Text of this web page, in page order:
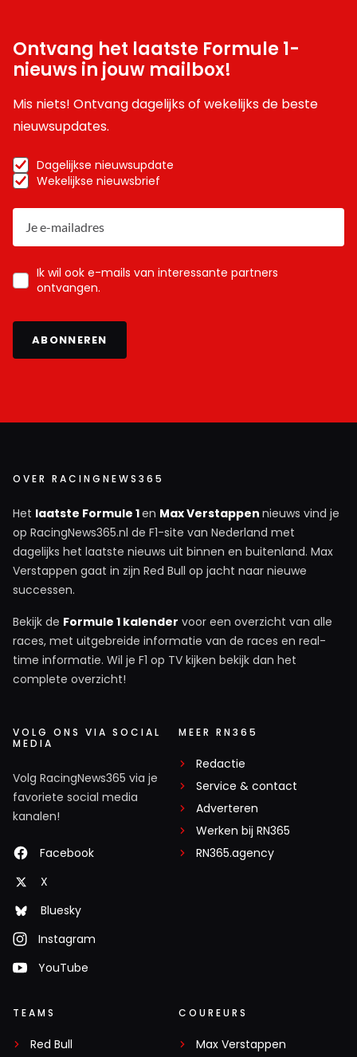
Ontvang het laatste Formule 1-
nieuws in jouw mailbox!
Mis niets! Ontvang dagelijks of wekelijks de beste
nieuwsupdates.
Dagelijkse nieuwsupdate
Wekelijkse nieuwsbrief
Ik wil ook e-mails van interessante partners
ontvangen.
ABONNEREN
OVER RACINGNEWS365
Het laatste Formule 1en Max Verstappen nieuws vind je
op RacingNews365.nl de F1-site van Nederland met
dagelijks het laatste nieuws uit binnen en buitenland. Max
Verstappen gaat in zijn Red Bull op jacht naar nieuwe
successen.
Bekijk de Formule 1 kalender voor een overzicht van alle
races, met uitgebreide informatie van de races en real-
time informatie. Wil je F1 op TV kijken bekijk dan het
complete overzicht!
VOLG ONS VIA SOCIAL
MEDIA
Volg RacingNews365 via je
favoriete social media
kanalen!
Facebook
X
Bluesky
Instagram
YouTube
MEER RN365
Redactie
Service & contact
Adverteren
Werken bij RN365
RN365.agency
TEAMS
Red Bull
COUREURS
Max Verstappen